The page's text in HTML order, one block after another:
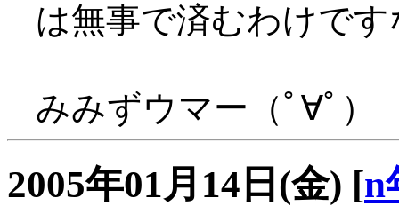
は無事で済むわけです
みみずウマー（ﾟ∀ﾟ）
2005年01月14日(金) [n